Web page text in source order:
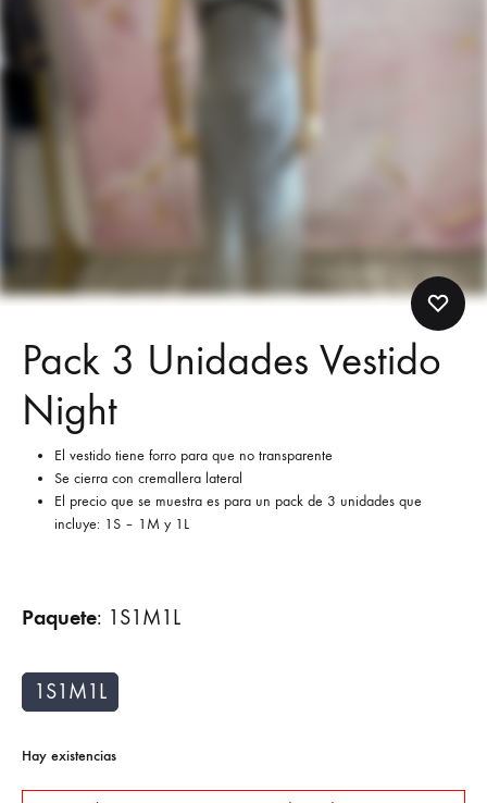
Pack 3 Unidades Vestido
Night
El vestido tiene forro para que no transparente
Se cierra con cremallera lateral
El precio que se muestra es para un pack de 3 unidades que
incluye: 1S – 1M y 1L
Paquete: 1S1M1L
1S1M1L
Hay existencias